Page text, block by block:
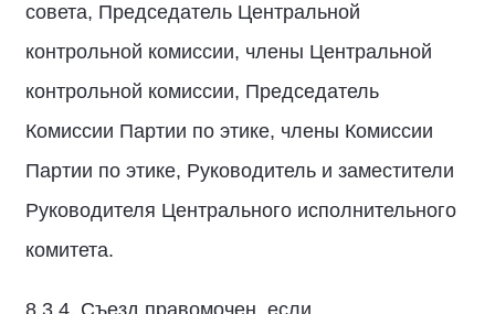
совета, Председатель Центральной
контрольной комиссии, члены Центральной
контрольной комиссии, Председатель
Комиссии Партии по этике, члены Комиссии
Партии по этике, Руководитель и заместители
Руководителя Центрального исполнительного
комитета.
8.3.4. Съезд правомочен, если